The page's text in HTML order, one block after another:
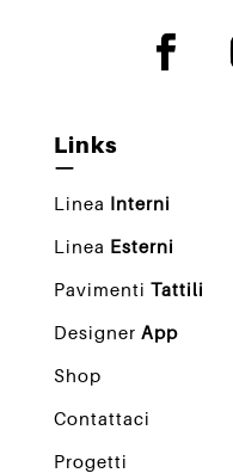
Links
—
Linea Interni
Linea Esterni
Pavimenti Tattili
Designer App
Shop
Contattaci
Progetti